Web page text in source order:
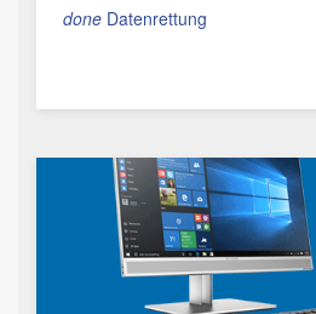
done Datenrettung